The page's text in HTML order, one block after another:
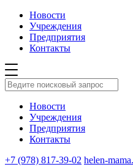
Новости
Учреждения
Предприятия
Контакты
Новости
Учреждения
Предприятия
Контакты
+7 (978) 817-39-02 helen-